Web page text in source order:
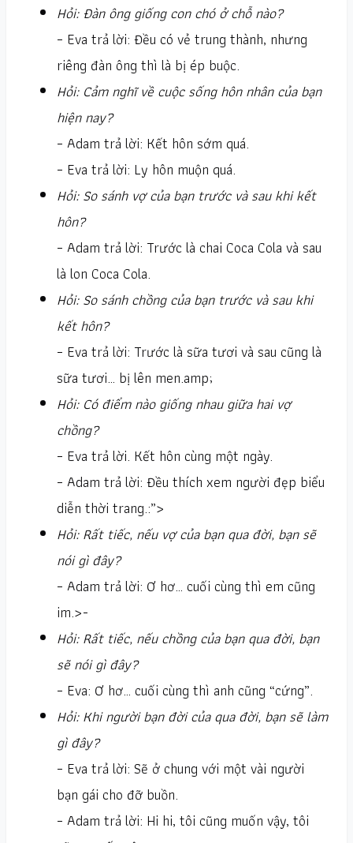
Hỏi: Đàn ông giống con chó ở chỗ nào?
– Eva trả lời: Đều có vẻ trung thành, nhưng
riêng đàn ông thì là bị ép buộc.
Hỏi: Cảm nghĩ về cuộc sống hôn nhân của bạn
hiện nay?
– Adam trả lời: Kết hôn sớm quá.
– Eva trả lời: Ly hôn muộn quá.
Hỏi: So sánh vợ của bạn trước và sau khi kết
hôn?
– Adam trả lời: Trước là chai Coca Cola và sau
là lon Coca Cola.
Hỏi: So sánh chồng của bạn trước và sau khi
kết hôn?
– Eva trả lời: Trước là sữa tươi và sau cũng là
sữa tươi… bị lên men.amp;
Hỏi: Có điểm nào giống nhau giữa hai vợ
chồng?
– Eva trả lời. Kết hôn cùng một ngày.
– Adam trả lời: Đều thích xem người đẹp biểu
diễn thời trang.:”>
Hỏi: Rất tiếc, nếu vợ của bạn qua đời, bạn sẽ
nói gì đây?
– Adam trả lời: Ơ hơ… cuối cùng thì em cũng
im.>-
Hỏi: Rất tiếc, nếu chồng của bạn qua đời, bạn
sẽ nói gì đây?
– Eva: Ơ hơ… cuối cùng thì anh cũng “cứng”.
Hỏi: Khi người bạn đời của qua đời, bạn sẽ làm
gì đây?
– Eva trả lời: Sẽ ở chung với một vài người
bạn gái cho đỡ buồn.
– Adam trả lời: Hi hi, tôi cũng muốn vậy, tôi